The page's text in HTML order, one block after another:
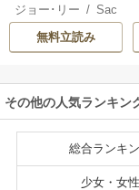
明けのシュヴァリ
エ
ジョー･リー /Sac
hiyo
無料立読み
その他の人気ランキン
総合ランキ
少女・女性